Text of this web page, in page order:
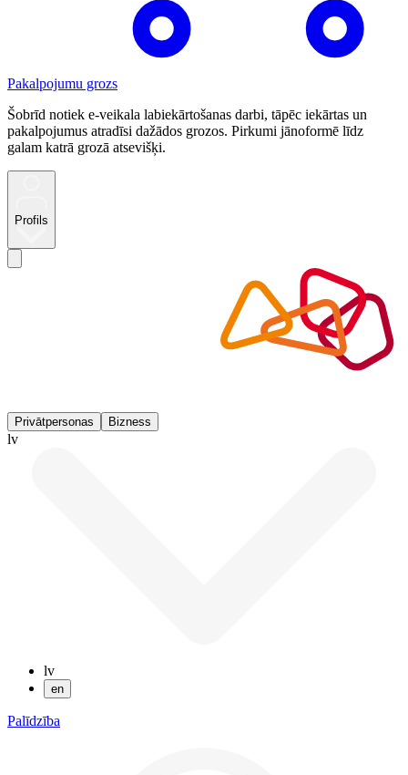
Pakalpojumu grozs
Šobrīd notiek e-veikala labiekārtošanas darbi, tāpēc iekārtas un
pakalpojumus atradīsi dažādos grozos. Pirkumi jānoformē līdz
galam katrā grozā atsevišķi.
Profils
Privātpersonas Bizness
lv
lv
en
Palīdzība